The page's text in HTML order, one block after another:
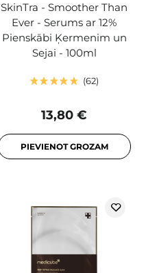
SkinTra - Smoother Than
Ever - Serums ar 12%
Pienskābi Ķermenim un
Sejai - 100ml
62
13,80 €
PIEVIENOT GROZAM